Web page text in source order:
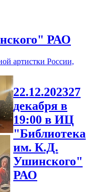
РАО
артистки России,
22.12.202327
декабря в
19:00 в ИЦ
"Библиотека
им. К.Д.
Ушинского"
РАО